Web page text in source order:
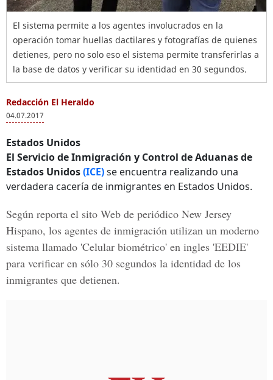
El sistema permite a los agentes involucrados en la
operación tomar huellas dactilares y fotografías de quienes
detienes, pero no solo eso el sistema permite transferirlas a
la base de datos y verificar su identidad en 30 segundos.
Redacción El Heraldo
04.07.2017
Estados Unidos
El Servicio de Inmigración y Control de Aduanas de
Estados Unidos(ICE)se encuentra realizando una
verdadera cacería de inmigrantes en Estados Unidos.
Según reporta el sito Web de periódico New Jersey
Hispano, los agentes de inmigración utilizan un moderno
sistema llamado 'Celular biométrico' en ingles 'EEDIE'
para verificar en sólo 30 segundos la identidad de los
inmigrantes que detienen.